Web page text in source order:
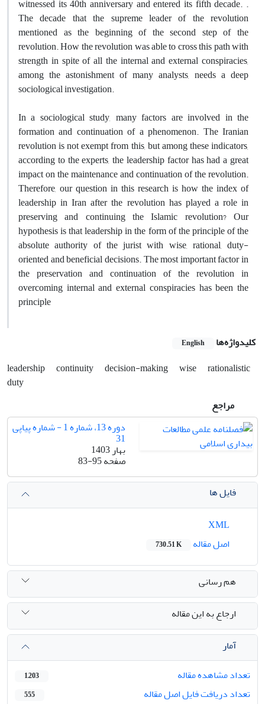
witnessed its 40th anniversary and entered its fifth decade. .
The decade that the supreme leader of the revolution
mentioned as the beginning of the second step of the
revolution. How the revolution was able to cross this path with
strength in spite of all the internal and external conspiracies,
among the astonishment of many analysts, needs a deep
sociological investigation.
In a sociological study, many factors are involved in the
formation and continuation of a phenomenon. The Iranian
revolution is not exempt from this, but among these indicators,
according to the experts, the leadership factor has had a great
impact on the maintenance and continuation of the revolution.
Therefore, our question in this research is how the index of
leadership in Iran after the revolution has played a role in
preserving and continuing the Islamic revolution? Our
hypothesis is that leadership in the form of the principle of the
absolute authority of the jurist with wise, rational, duty-
oriented and beneficial decisions. The most important factor in
the preservation and continuation of the revolution in
overcoming internal and external conspiracies has been the
principle
کلیدواژه‌ها English
leadership continuity decision-making wise
rationalistic
duty
مراجع
دوره 13، شماره 1 - شماره پیاپی
31
بهار 1403
صفحه83-95
فایل ها
اصل مقاله
730.51 K
هم رسانی
ارجاع به این مقاله
آمار
تعداد مشاهده مقاله
1,203
تعداد دریافت فایل اصل مقاله 555